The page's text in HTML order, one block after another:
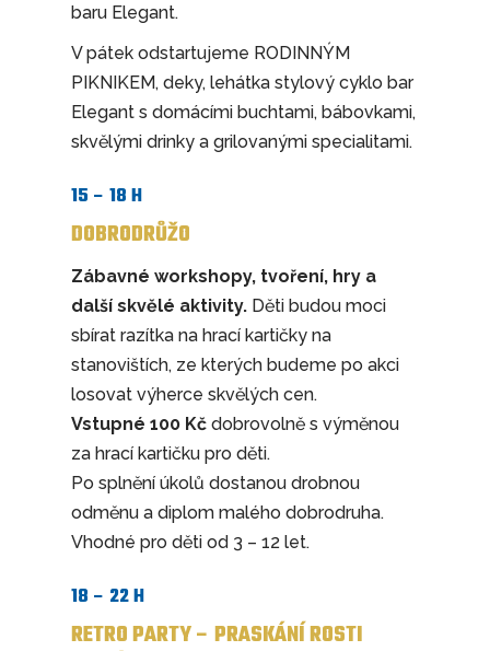
baru Elegant.
V pátek odstartujeme RODINNÝM
PIKNIKEM, deky, lehátka stylový cyklo bar
Elegant s domácími buchtami, bábovkami,
skvělými drinky a grilovanými specialitami.
15 – 18 H
DOBRODRŮŽO
Zábavné workshopy, tvoření, hry a
další skvělé aktivity.Děti budou moci
sbírat razítka na hrací kartičky na
stanovištích, ze kterých budeme po akci
losovat výherce skvělých cen.
Vstupné 100 Kčdobrovolně s výměnou
za hrací kartičku pro děti.
Po splnění úkolů dostanou drobnou
odměnu a diplom malého dobrodruha.
Vhodné pro děti od 3 – 12 let.
18 – 22 H
RETRO PARTY – PRASKÁNÍ ROSTI